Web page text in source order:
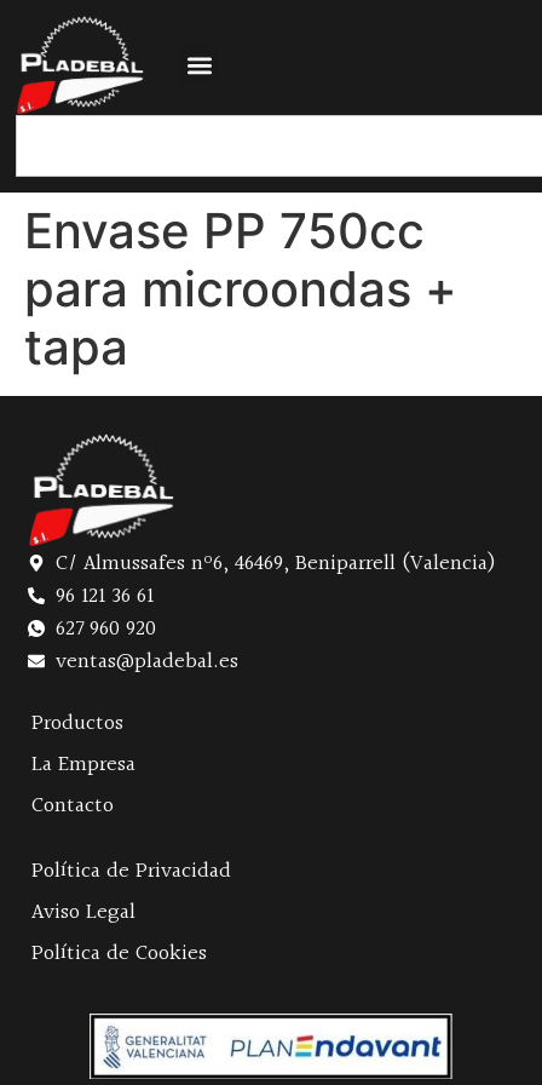
Envase PP 750cc
para microondas +
tapa
C/ Almussafes nº6, 46469, Beniparrell (Valencia)
96 121 36 61
627 960 920
ventas@pladebal.es
Productos
La Empresa
Contacto
Política de Privacidad
Aviso Legal
Política de Cookies